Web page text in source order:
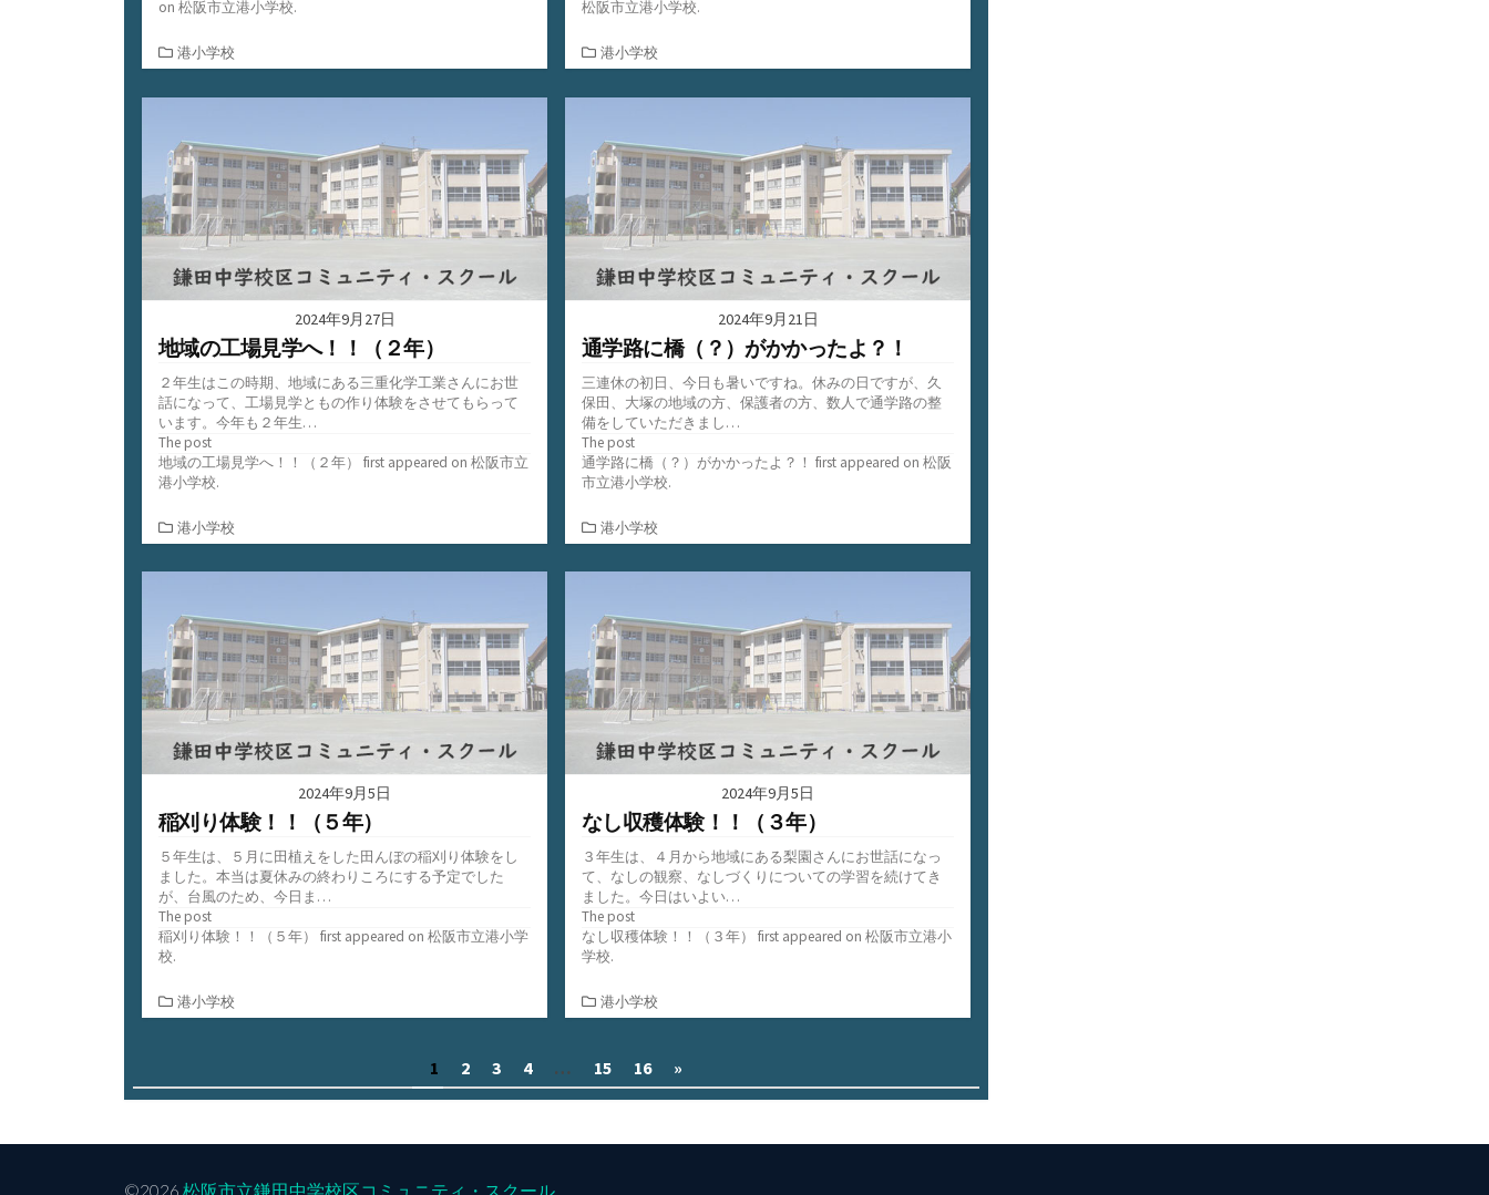
on 松阪市立港小学校.
カ
テ
ゴ
ー
港小学校
松阪市立港小学校.
カ
テ
ゴ
ー
港小学校
2024年9月27日
地域の工場見学へ！！（２年）
２年生はこの時期、地域にある三重化学工業さんにお世
話になって、工場見学ともの作り体験をさせてもらって
います。今年も２年生…
The post
地域の工場見学へ！！（２年）
first appeared on 松阪市立
港小学校.
カ
テ
ゴ
ー
港小学校
2024年9月21日
通学路に橋（？）がかかったよ？！
三連休の初日、今日も暑いですね。休みの日ですが、久
保田、大塚の地域の方、保護者の方、数人で通学路の整
備をしていただきまし…
The post
通学路に橋（？）がかかったよ？！ first appeared on 松阪
市立港小学校.
カ
テ
ゴ
ー
港小学校
2024年9月5日
稲刈り体験！！（５年）
５年生は、５月に田植えをした田んぼの稲刈り体験をし
ました。本当は夏休みの終わりころにする予定でした
が、台風のため、今日ま…
The post
稲刈り体験！！（５年）
first appeared on 松阪市立港小学
校.
カ
テ
ー
港小学校
2024年9月5日
なし収穫体験！！（３年）
３年生は、４月から地域にある梨園さんにお世話になっ
て、なしの観察、なしづくりについての学習を続けてき
ました。今日はいよい…
The post
なし収穫体験！！（３年）
first appeared on 松阪市立港小
学校.
カ
テ
リ
ー
港小学校
稿
の
ペ
1 2 3 4 … 15 16 »
©2026 松阪市立鎌田中学校区コミュニティ・スクール